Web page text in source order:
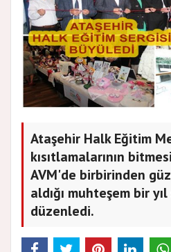
Ataşehir Halk Eğitim
kısıtlamalarının
AVM'de birbirinden
aldığı muhteşem bir
düzenledi.